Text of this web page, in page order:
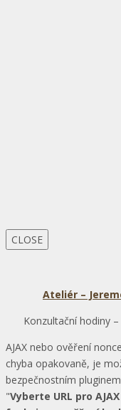
CLOSE
Ateliér –
Konzultační hodiny
AJAX nebo ověření
chyba opakovaně, je
bezpečnostním
"Vyberte URL pro